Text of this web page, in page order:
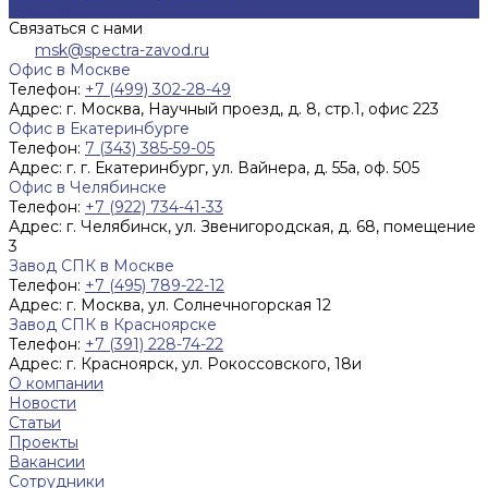
Связаться с нами
msk@spectra-zavod.ru
Офис в Москве
Телефон: +7 (499) 302-28-49
Адрес: г. Москва, Научный проезд, д. 8, стр.1, офис 223
Офис в Екатеринбурге
Телефон: 7 (343) 385-59-05
Адрес: г. г. Екатеринбург, ул. Вайнера, д. 55а, оф. 505
Офис в Челябинске
Телефон: +7 (922) 734-41-33
Адрес: г. Челябинск, ул. Звенигородская, д. 68, помещение
3
Завод СПК в Москве
Телефон: +7 (495) 789-22-12
Адрес: г. Москва, ул. Солнечногорская 12
Завод СПК в Красноярске
Телефон: +7 (391) 228-74-22
Адрес: г. Красноярск, ул. Рокоссовского, 18и
О компании
Новости
Статьи
Проекты
Вакансии
Сотрудники